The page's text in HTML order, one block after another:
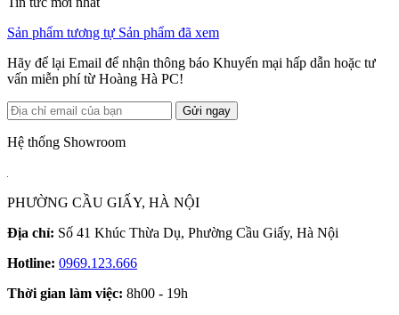
Sản phẩm tương tự Sản phẩm đã xem
Hãy để lại Email để nhận thông báo Khuyến mại hấp dẫn hoặc tư
vấn miễn phí từ Hoàng Hà PC!
Gửi ngay
Hệ thống Showroom
PHƯỜNG CẦU GIẤY, HÀ NỘI
Địa chỉ: Số 41 Khúc Thừa Dụ, Phường Cầu Giấy, Hà Nội
Hotline: 0969.123.666
Thời gian làm việc: 8h00 - 19h